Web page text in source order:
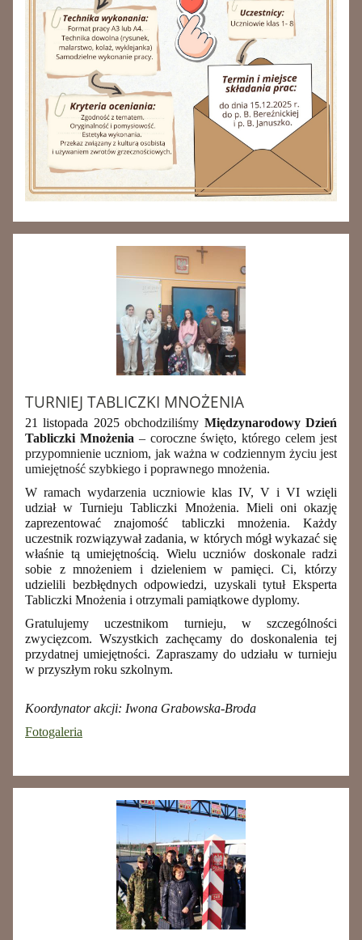
TURNIEJ TABLICZKI MNOŻENIA
21 listopada 2025obchodziliśmy Międzynarodowy Dzień
Tabliczki Mnożenia– coroczne święto, którego celem jest
przypomnienie uczniom, jak ważna w codziennym życiu jest
umiejętność szybkiego i poprawnego mnożenia.
W ramach wydarzenia uczniowie klas IV, V i VI wzięli
udział w Turnieju Tabliczki Mnożenia. Mieli oni okazję
zaprezentować znajomość tabliczki mnożenia. Każdy
uczestnik rozwiązywał zadania, w których mógł wykazać się
właśnie tą umiejętnością. Wielu uczniów doskonale radzi
sobie z mnożeniem i dzieleniem w pamięci. Ci, którzy
udzielili bezbłędnych odpowiedzi, uzyskali tytuł Eksperta
Tabliczki Mnożenia i otrzymali pamiątkowe dyplomy.
Gratulujemy uczestnikom turnieju, w szczególności
zwycięzcom. Wszystkich zachęcamy do doskonalenia tej
przydatnej umiejętności. Zapraszamy do udziału w turnieju
w przyszłym roku szkolnym.
Koordynator akcji: Iwona Grabowska-Broda
Fotogaleria